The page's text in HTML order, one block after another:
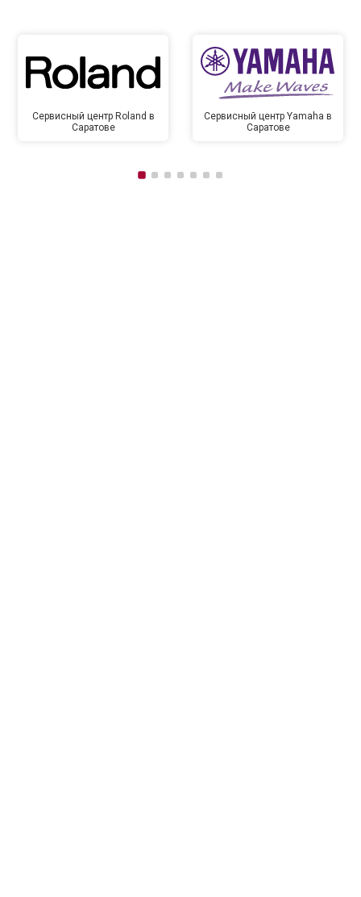
Сервисный центр Roland в
Саратове
Сервисный центр Yamaha в
Саратове